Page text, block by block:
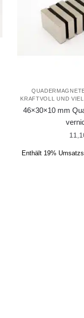
KRAFTVOLL UND
46×30×10 mm
Enthält 19%